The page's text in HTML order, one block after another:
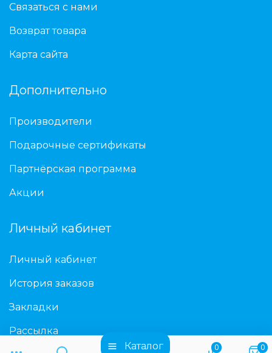
Каталог 0 0
Связаться с нами
Возврат товара
Карта сайта
Дополнительно
Производители
Подарочные сертификаты
Партнёрская программа
Акции
Личный кабинет
Личный кабинет
История заказов
Закладки
Рассылка